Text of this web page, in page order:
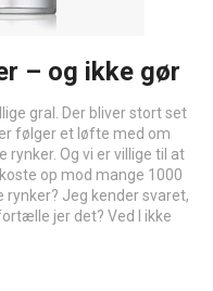
– og ikke gør
gral. Der bliver stort set
følger et løfte med om
Og vi er villige til at
op mod mange 1000
rynker? Jeg kender svaret,
jer det? Ved I ikke